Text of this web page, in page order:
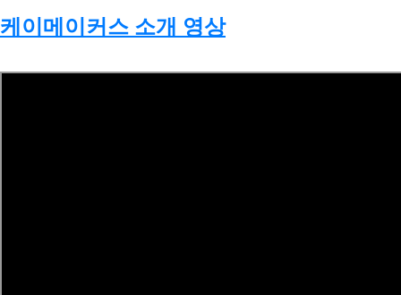
케이메이커스 소개 영상